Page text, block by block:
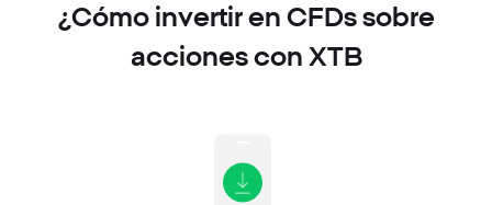
¿Cómo invertir en CFDs sobre
acciones con XTB